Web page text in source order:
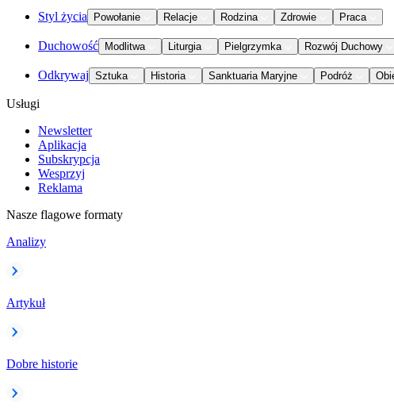
Styl życia Powołanie Relacje Rodzina Zdrowie Praca
Duchowość Modlitwa Liturgia Pielgrzymka Rozwój Duchowy
Odkrywaj Sztuka Historia Sanktuaria Maryjne Podróż
Usługi
Newsletter
Aplikacja
Subskrypcja
Wesprzyj
Reklama
Nasze flagowe formaty
Analizy
Artykuł
Dobre historie